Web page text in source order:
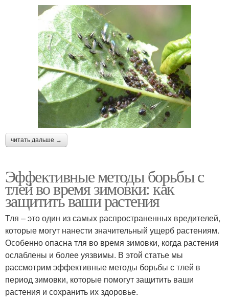
читать дальше →
Эффективные методы борьбы с
тлей во время зимовки: как
защитить ваши растения
Тля – это один из самых распространенных вредителей,
которые могут нанести значительный ущерб растениям.
Особенно опасна тля во время зимовки, когда растения
ослаблены и более уязвимы. В этой статье мы
рассмотрим эффективные методы борьбы с тлей в
период зимовки, которые помогут защитить ваши
растения и сохранить их здоровье.